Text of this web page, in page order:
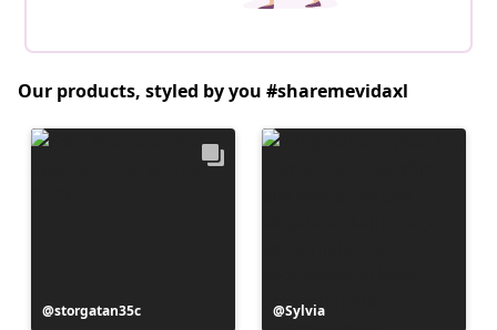
Our products, styled by you #sharemevidaxl
Postitus
storgatan35c
Postitus
Sylvia